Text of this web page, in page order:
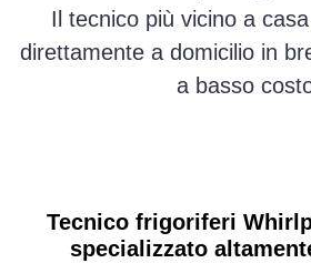
Il tecnico più vicino a
direttamente a domicilio in
a basso
Tecnico frigoriferi
specializzato